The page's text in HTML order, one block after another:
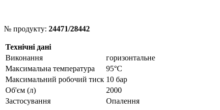
№ продукту: 24471/28442
Технічні дані
Виконання
горизонтальне
Максимальна температура
95°С
Максимальний робочий тиск 10 бар
Об'єм (л)
2000
Застосування
Опалення